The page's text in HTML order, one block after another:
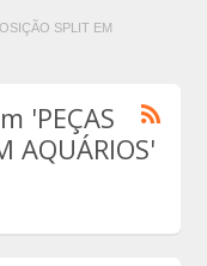
SPLIT EM
'PEÇAS
AQUÁRIOS'